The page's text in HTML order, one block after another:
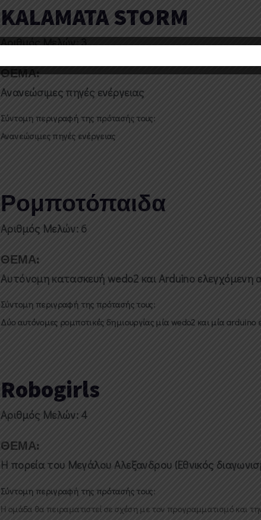
KALAMATA STORM
Αριθμός Μελών: 3
ΘΕΜΑ:
Ανανεώσιμες πηγές ενέργειας
Σύντομη περιγραφή της πρότασής τους:
Ανανεώσιμες πηγές ενέργειας
Ρομποτόπαιδα
Αριθμός Μελών: 6
ΘΕΜΑ:
Αυτόνομη κατασκευή wedo2 και Arduino ελεγχόμενη
Σύντομη περιγραφή της πρότασής τους:
Δύο αυτόνομες ρομποτικές δημιουργίας μία wedo2 και μία
Robogirls
Αριθμός Μελών: 4
ΘΕΜΑ:
Η πορεία του Μεγάλου Αλεξανδρου (Eθνικός
Σύντομη περιγραφή της πρότασής τους:
Η ομάδα θα πειραματιστεί σε σχέση με τον προγραμματισμό και